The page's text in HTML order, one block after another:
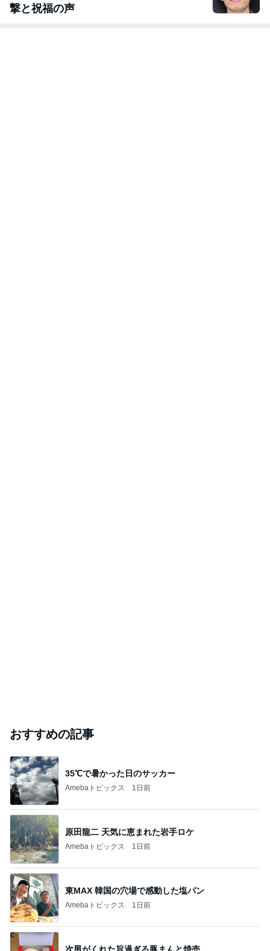
撃と祝福の声
おすすめの記事
35℃で暑かった日のサッカー
Amebaトピックス 1日前
原田龍二 天気に恵まれた岩手ロケ
Amebaトピックス 1日前
東MAX 韓国の穴場で感動した塩パン
Amebaトピックス 1日前
次男がくれた旨過ぎる豚まんと焼売